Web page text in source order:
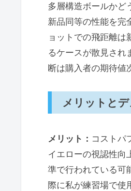
多層構造ボールかど
新品同等の性能を完
ョットでの飛距離
るケースが散見され
断は購入者の期待値
メリットとデ
メリット： コストパ
イエローの視認性向
準で行われている可
際に私が練習場で使